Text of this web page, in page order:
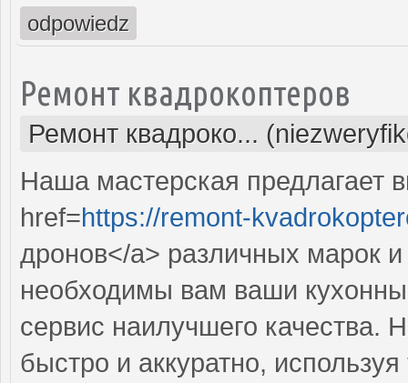
odpowiedz
Ремонт квадрокоптеров
Ремонт квадроко...
Наша мастерская предлагает
href=https://remont-
дронов</a> различных марок
необходимы вам ваши
сервис наилучшего
быстро и аккуратно,